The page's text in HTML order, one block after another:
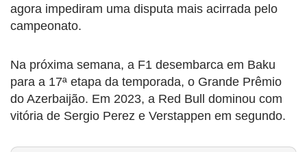
agora impediram uma disputa mais acirrada pelo
campeonato.
Na próxima semana, a F1 desembarca em Baku
para a 17ª etapa da temporada, o Grande Prêmio
do Azerbaijão. Em 2023, a Red Bull dominou com
vitória de Sergio Perez e Verstappen em segundo.